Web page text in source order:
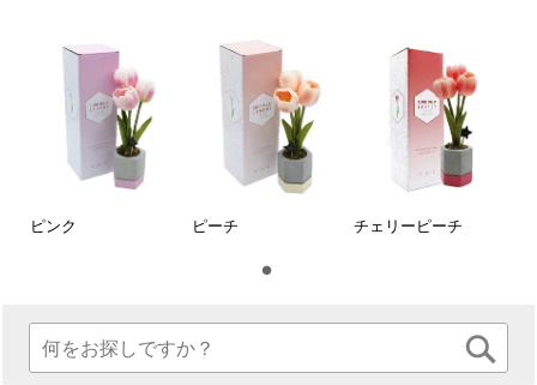
ピンク ピーチ チェリーピーチ